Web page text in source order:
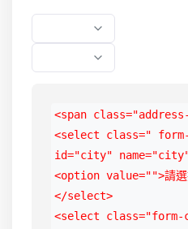
<span
<select class="
id="city"
<option value="">請
</select>
<select